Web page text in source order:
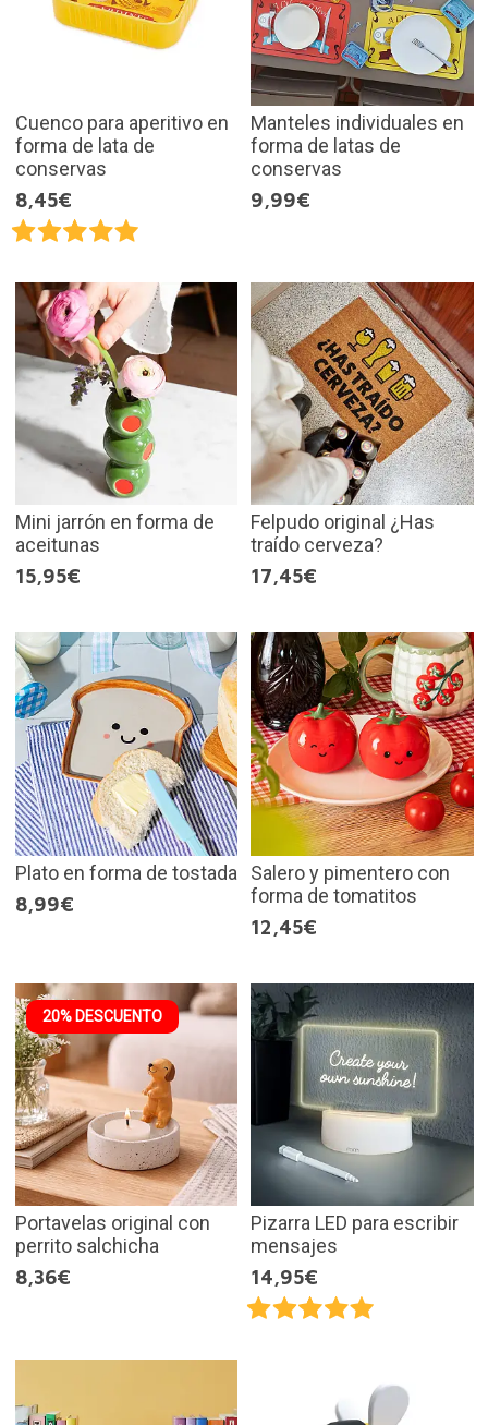
Cuenco para aperitivo en
forma de lata de
conservas
8,45€
Manteles individuales en
forma de latas de
conservas
9,99€
Mini jarrón en forma de
aceitunas
15,95€
Felpudo original ¿Has
traído cerveza?
17,45€
Plato en forma de tostada
8,99€
Salero y pimentero con
forma de tomatitos
12,45€
20% DESCUENTO
Portavelas original con
perrito salchicha
8,36€
Pizarra LED para escribir
mensajes
14,95€